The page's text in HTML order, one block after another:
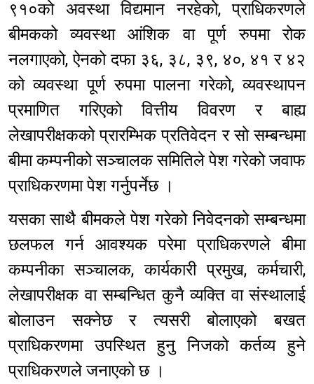
९१०को अवस्था विद्यमान नरहेको, प्राधिकरणले
बीमकको व्यवस्था आंशिक वा पूर्ण रुपमा रोक
नलगाएको, ऐनको दफा ३६, ३८, ३९, ४०, ४१ र ४२
को व्यवस्था पूर्ण रुपमा पालना गरेको, व्यवस्थापन
प्रमाणित गरिएको वित्तीय विवरण र बाह्य
लेखापरीक्षकको प्रारम्भिक प्रतिवेदन र सो सम्बन्धमा
बीमा कम्पनीको सञ्चालक समितिले पेश गरेको जवाफ
प्राधिकरणमा पेश गर्नुपर्नेछ ।
यसका साथै बीमकले पेश गरेको निवेदनको सम्बन्धमा
छलफल गर्न आवश्यक परेमा प्राधिकरणले बीमा
कम्पनीका सञ्चालक, कार्यकारी प्रमुख, कर्मचारी,
लेखापरीक्षक वा सम्बन्धित कुनै व्यक्ति वा संस्थालाई
बोलाउन सक्नेछ र त्यसरी बोलाएको बखत
प्राधिकरणमा उपस्थित हुनु निजको कर्तव्य हुने
प्राधिकरणले जनाएको छ ।